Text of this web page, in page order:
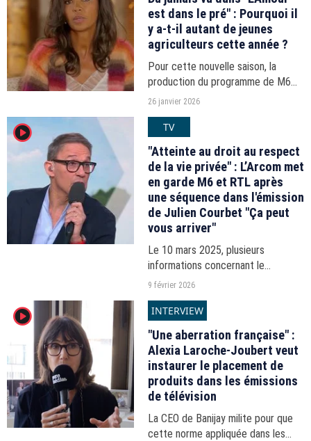
est dans le pré" : Pourquoi il
y a-t-il autant de jeunes
agriculteurs cette année ?
Pour cette nouvelle saison, la
production du programme de M6
s'est intéressée au cas de quatre
26 janvier 2026
player2 TV
"Atteinte au droit au respect
de la vie privée" : L’Arcom met
en garde M6 et RTL après
une séquence dans l'émission
de Julien Courbet "Ça peut
vous arriver"
Le 10 mars 2025, plusieurs
informations concernant le
plaignant de l'une des affaires
Julien Courbet avaient été
diffusées, sans validation
préalable,...
9 février 2026
player2 INTERVIEW
"Une aberration française" :
Alexia Laroche-Joubert veut
instaurer le placement de
produits dans les émissions
de télévision
La CEO de Banijay milite pour que
cette norme appliquée dans les